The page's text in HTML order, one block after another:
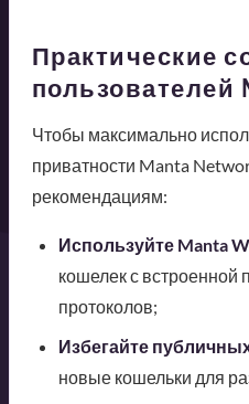
Практические
пользователей
Чтобы максимально
приватности Manta
рекомендациям:
Используйте Manta
кошелек с встроенной
протоколов;
Избегайте
новые кошельки для